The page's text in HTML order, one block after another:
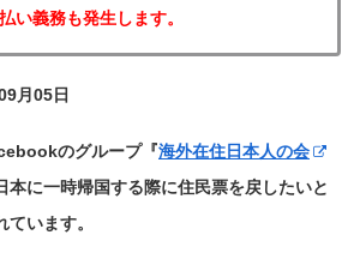
払い義務も発生します。
月05日
のグループ『海外在住日本人の会
本に一時帰国する際に住民票を戻したいと
います。